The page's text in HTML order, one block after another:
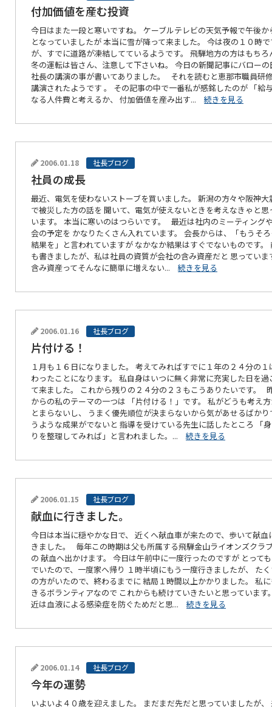
付加価値を産む投資
今日はまた一段と寒いですね。 ケーブルテレビの天気予報で午後か
となっていましたが 本当に雪が降って来ました。 今は夜の１０時
が、すでに道路が凍結してているようです。 飛騨地方の方はもちろ
冬の運転は皆さん、注意して下さいね。 今日の新聞記事にバローの
社長の講演の事が書いてありました。 それを読むと恵那市職員研
講演されたようです 。 その記事の中で一番私が感銘したのが 「給
なる人件費と考えるか、 付加価値を産み出す... 続きを見る
2006.01.18 社長ブログ
社員の成長
最近、電気を使わないストーブを買いました。 新潟の方々や阪神大
で被災した方の話を 聞いて、電気が使えないときを考えなきゃと思
います。 本当に寒いのはつらいです。 最近は社内のミーティング
会の予定を かなりたくさん入れています。 会長からは、「もうそ
結果を」と言われていますが なかなか結果はすぐでないものです。
も書きましたが、私は社員の資質が会社の含み資産だと 思っていま
含み資産ってそんなに簡単に増えない... 続きを見る
2006.01.16 社長ブログ
片付ける！
１月も１６日になりました。 考えてみればすでに１年の２４分の１
わったことになります。 私自身はいつに無く非常に充実した日を過
て来ました。 これから残りの２４分の２３もこうありたいです。
からの私のテーマの一つは 「片付ける！」です。 私がどうも考え
とまらないし、 うまく優先順位が決まらないから気があせるばかり
うような成果がでないと 指導を受けている先生に話したところ 「
りを整理してみれば」と言われました。... 続きを見る
2006.01.15 社長ブログ
献血に行きました。
今日は本当に穏やかな日で、 近くへ献血車が来たので、歩いて献血
きました。 毎年この時期は父も所属する飛騨金山ライオンズクラ
の 献血へ出かけます。 今日は午前中に一度行ったのですが とって
でいたので、一度家へ帰り １時半頃にもう一度行きましたが、 た
の方がいたので、終わるまでに 結局１時間以上かかりました。 私
きるボランティアなので これからも続けていきたいと思っています
近は血液による感染症を防ぐためだと思... 続きを見る
2006.01.14 社長ブログ
今年の運勢
いよいよ４０歳を迎えました。 まだまだ先だと思っていましたが、